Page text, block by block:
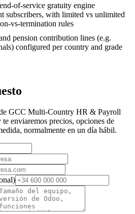
of-service gratuity engine
subscribers, with limited vs unlimited
vs-termination rules
pension contribution lines (e.g.
configured per country and grade
de GCC Multi-Country HR & Payroll
enviaremos precios, opciones de
normalmente en un día hábil.